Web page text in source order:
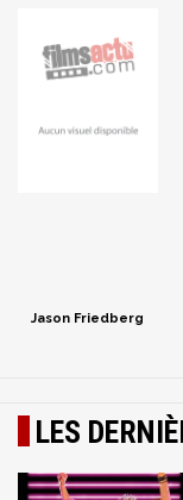
Jason Friedberg
LES